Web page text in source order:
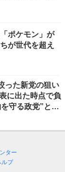
ポケモン」が
が世代を超え
った新党の狙い
に出た時点で負
守る政党”と斬
ター
ルプ